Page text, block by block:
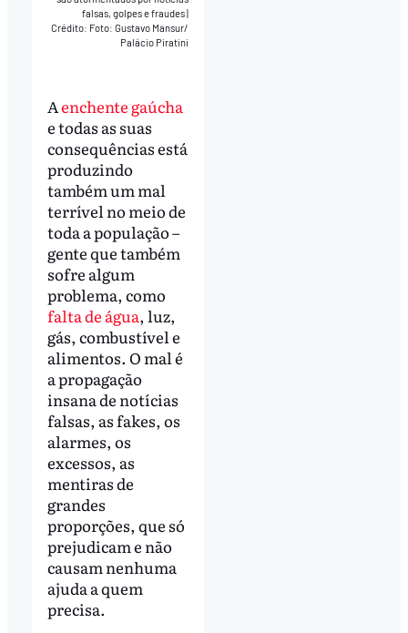
falsas, golpes e fraudes|
Crédito: Foto: Gustavo Mansur/
Palácio Piratini
Aenchente gaúcha
e todas as suas
consequências está
produzindo
também um mal
terrível no meio de
toda a população –
gente que também
sofre algum
problema, como
falta de água, luz,
gás, combustível e
alimentos. O mal é
a propagação
insana de notícias
falsas, as fakes, os
alarmes, os
excessos, as
mentiras de
grandes
proporções, que só
prejudicam e não
causam nenhuma
ajuda a quem
precisa.